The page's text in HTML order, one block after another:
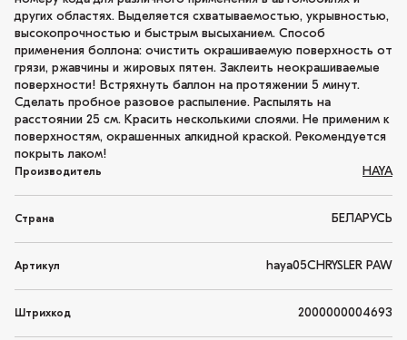
других областях. Выделяется схватываемостью, укрывностью,
высокопрочностью и быстрым высыханием. Способ
применения боллона: очистить окрашиваемую поверхность от
грязи, ржавчины и жировых пятен. Заклеить неокрашиваемые
поверхности! Встряхнуть баллон на протяжении 5 минут.
Сделать пробное разовое распыление. Распылять на
расстоянии 25 см. Красить несколькими слоями. Не применим к
поверхностям, окрашенных алкидной краской. Рекомендуется
покрыть лаком!
Производитель HAYA
Страна БЕЛАРУСЬ
Артикул haya05CHRYSLER PAW
Штрихкод 2000000004693